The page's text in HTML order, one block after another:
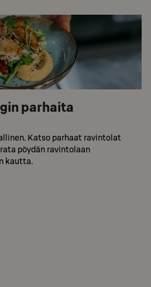
parhaita
Katso parhaat ravintolat
pöydän ravintolaan
kautta.